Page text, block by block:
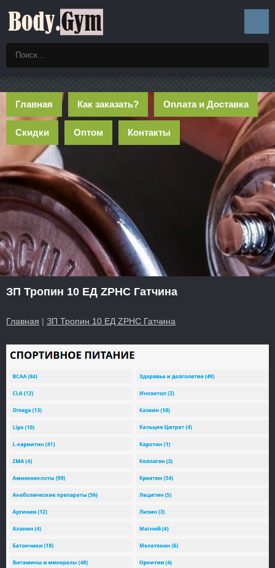
Главная Как заказать? Оплата и Доставка
Скидки Оптом Контакты
ЗП Тропин 10 ЕД ZPHC Гатчина
Главная | ЗП Тропин 10 ЕД ZPHC Гатчина